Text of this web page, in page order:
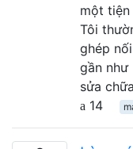
một tiện
Tôi
ghép
gần
sửa
14